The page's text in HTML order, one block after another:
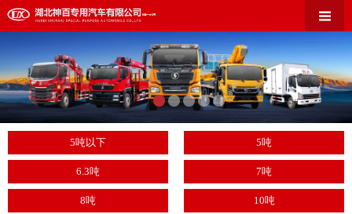
5吨以下 5吨
6.3吨 7吨
8吨 10吨